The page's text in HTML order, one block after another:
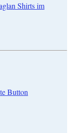
Shirts im
Button